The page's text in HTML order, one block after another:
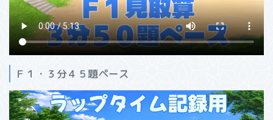
Ｆ１・３分４５題ペース